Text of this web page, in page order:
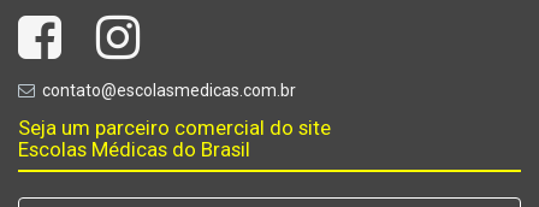
contato@escolasmedicas.com.br
Seja um parceiro comercial do site
Escolas Médicas do Brasil